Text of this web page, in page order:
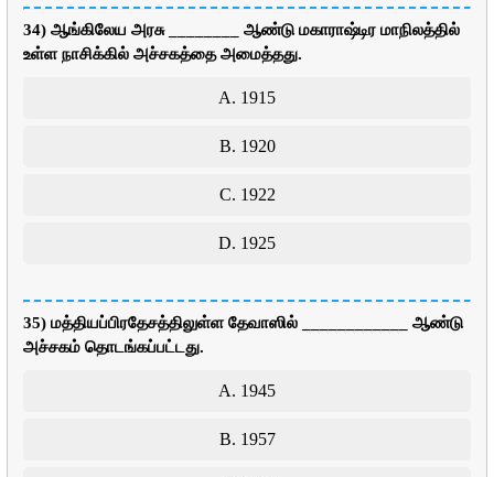
34) ஆங்கிலேய அரசு ________ ஆண்டு மகாராஷ்டிர மாநிலத்தில்
உள்ள நாசிக்கில் அச்சகத்தை அமைத்தது.
A. 1915
B. 1920
C. 1922
D. 1925
35) மத்தியப்பிரதேசத்திலுள்ள தேவாஸில் ____________ ஆண்டு
அச்சகம் தொடங்கப்பட்டது.
A. 1945
B. 1957